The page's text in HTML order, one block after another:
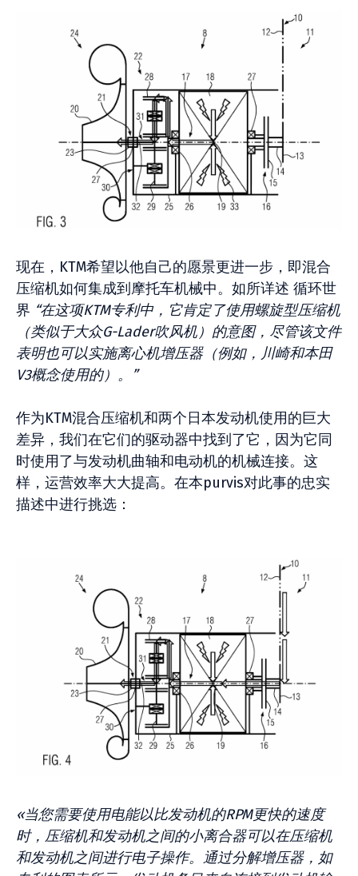
现在，KTM希望以他自己的愿景更进一步，即混合
压缩机如何集成到摩托车机械中。如所详述 循环世
界 “在这项KTM专利中，它肯定了使用螺旋型压缩机
（类似于大众G-Lader吹风机）的意图，尽管该文件
表明也可以实施离心机增压器（例如，川崎和本田
V3概念使用的）。”
作为KTM混合压缩机和两个日本发动机使用的巨大
差异，我们在它们的驱动器中找到了它，因为它同
时使用了与发动机曲轴和电动机的机械连接。这
样，运营效率大大提高。在本purvis对此事的忠实
描述中进行挑选：
«当您需要使用电能以比发动机的RPM更快的速度
时，压缩机和发动机之间的小离合器可以在压缩机
和发动机之间进行电子操作。通过分解增压器，如